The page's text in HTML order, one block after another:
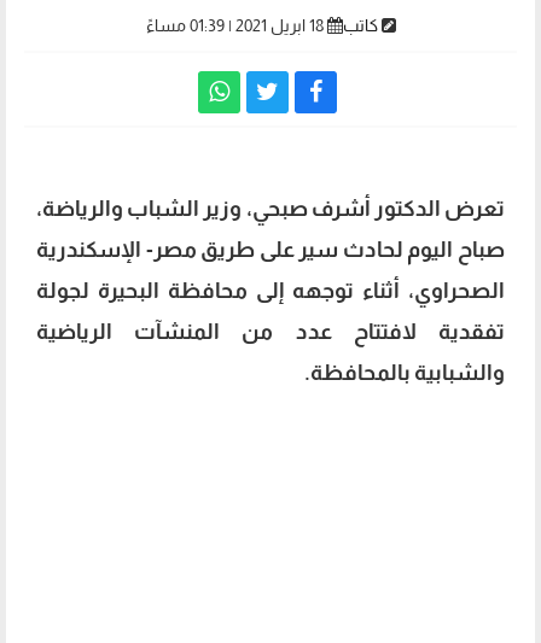
كاتب 18 ابريل 2021 | 01:39 مساءً
تعرض الدكتور أشرف صبحي، وزير الشباب والرياضة،
صباح اليوم لحادث سير على طريق مصر- الإسكندرية
الصحراوي، أثناء توجهه إلى محافظة البحيرة لجولة
تفقدية لافتتاح عدد من المنشآت الرياضية
والشبابية بالمحافظة.